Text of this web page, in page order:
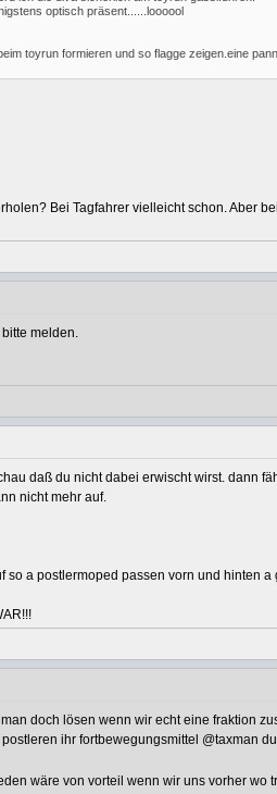
optisch präsent......loooool
toyrun formieren und so flagge zeigen.eine
Bei Tagfahrer vielleicht schon. Aber
melden.
daß du nicht dabei erwischt wirst. dann
nicht mehr auf.
a postlermoped passen vorn und hinten a
doch lösen wenn wir echt eine fraktion
ihr fortbewegungsmittel @taxman
wäre von vorteil wenn wir uns vorher wo